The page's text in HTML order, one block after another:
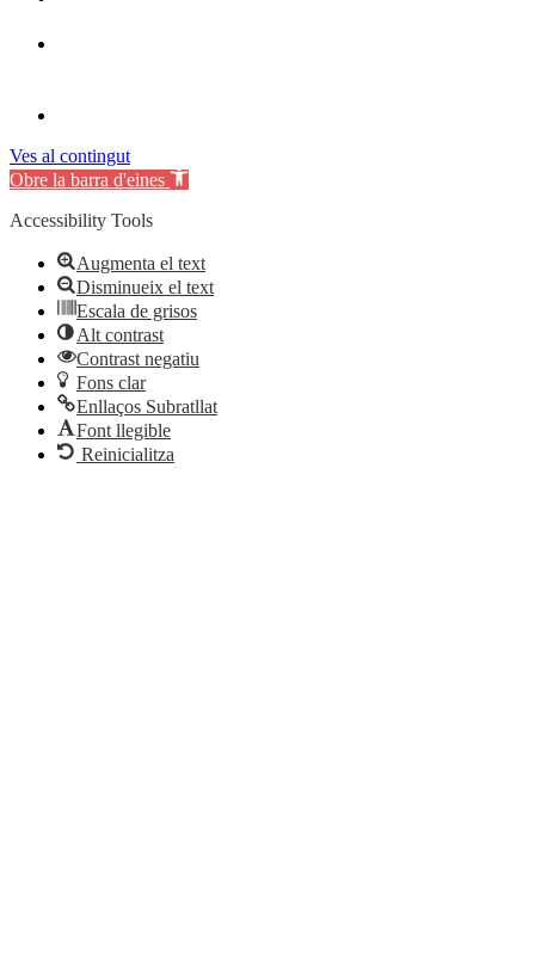
Ves al contingut
Obre la barra d'eines
Accessibility Tools
Augmenta el text
Disminueix el text
Escala de grisos
Alt contrast
Contrast negatiu
Fons clar
Enllaços Subratllat
Font llegible
Reinicialitza